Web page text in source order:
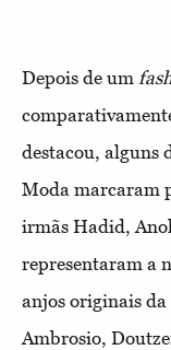
Depois de um
destacou, alguns
Moda marcaram
irmãs Hadid,
representaram a
anjos originais
Ambrosio,